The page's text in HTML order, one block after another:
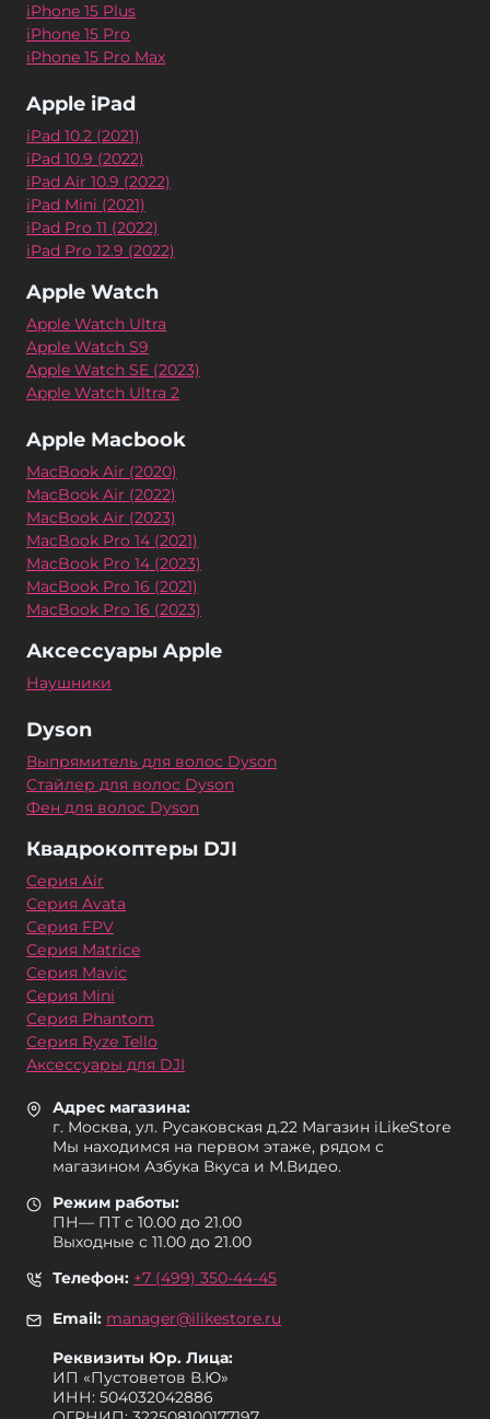
iPhone 15 Plus
iPhone 15 Pro
iPhone 15 Pro Max
Apple iPad
iPad 10.2 (2021)
iPad 10.9 (2022)
iPad Air 10.9 (2022)
iPad Mini (2021)
iPad Pro 11 (2022)
iPad Pro 12.9 (2022)
Apple Watch
Apple Watch Ultra
Apple Watch S9
Apple Watch SE (2023)
Apple Watch Ultra 2
Apple Macbook
MacBook Air (2020)
MacBook Air (2022)
MacBook Air (2023)
MacBook Pro 14 (2021)
MacBook Pro 14 (2023)
MacBook Pro 16 (2021)
MacBook Pro 16 (2023)
Аксессуары Apple
Наушники
Dyson
Выпрямитель для волос Dyson
Стайлер для волос Dyson
Фен для волос Dyson
Квадрокоптеры DJI
Серия Air
Серия Avata
Серия FPV
Серия Matrice
Серия Mavic
Серия Mini
Серия Phantom
Серия Ryze Tello
Аксессуары для DJI
Адрес магазина:
г. Москва, ул. Русаковская д.22 Магазин iLikeStore
Мы находимся на первом этаже, рядом с
магазином Азбука Вкуса и М.Видео.
Режим работы:
ПН— ПТ с 10.00 до 21.00
Выходные с 11.00 до 21.00
Телефон: +7 (499) 350-44-45
Email: manager@ilikestore.ru
Реквизиты Юр. Лица:
ИП «Пуcтоветов В.Ю»
ИНН: 504032042886